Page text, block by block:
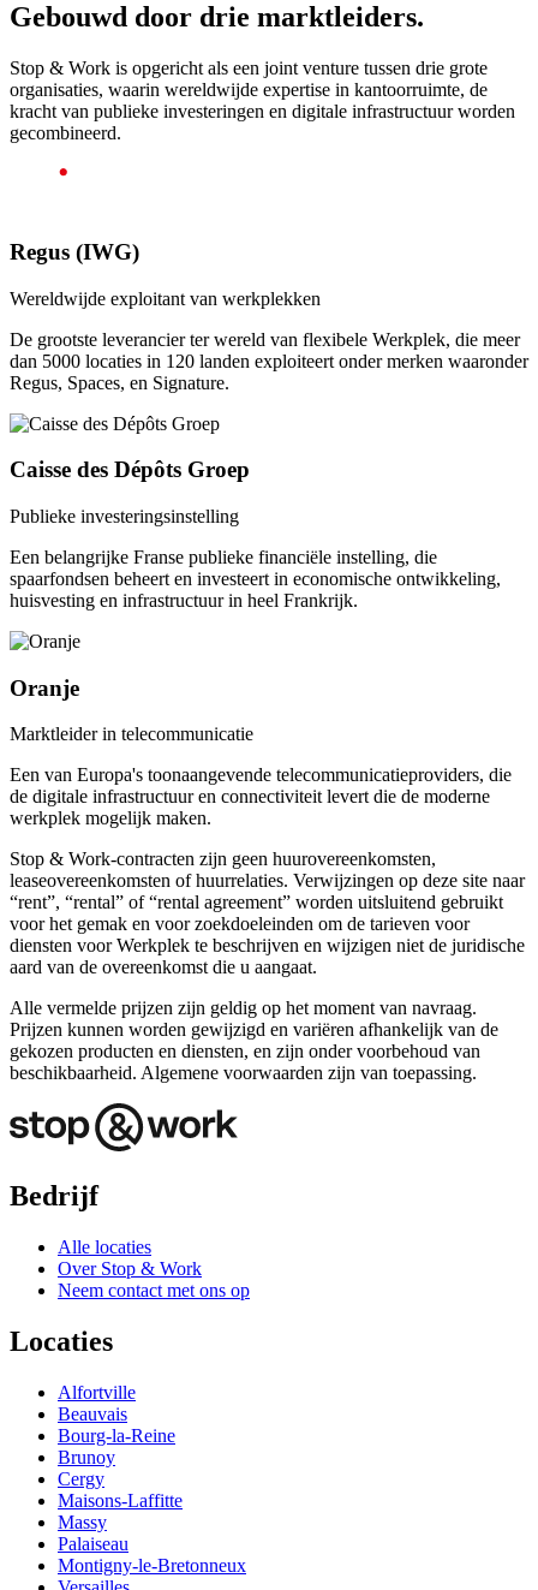
Gebouwd door drie marktleiders.
Stop & Work is opgericht als een joint venture tussen drie grote
organisaties, waarin wereldwijde expertise in kantoorruimte, de
kracht van publieke investeringen en digitale infrastructuur worden
gecombineerd.
Regus (IWG)
Wereldwijde exploitant van werkplekken
De grootste leverancier ter wereld van flexibele Werkplek, die meer
dan 5000 locaties in 120 landen exploiteert onder merken waaronder
Regus, Spaces, en Signature.
Caisse des Dépôts Groep
Publieke investeringsinstelling
Een belangrijke Franse publieke financiële instelling, die
spaarfondsen beheert en investeert in economische ontwikkeling,
huisvesting en infrastructuur in heel Frankrijk.
Oranje
Marktleider in telecommunicatie
Een van Europa's toonaangevende telecommunicatieproviders, die
de digitale infrastructuur en connectiviteit levert die de moderne
werkplek mogelijk maken.
Stop & Work-contracten zijn geen huurovereenkomsten,
leaseovereenkomsten of huurrelaties. Verwijzingen op deze site naar
“rent”, “rental” of “rental agreement” worden uitsluitend gebruikt
voor het gemak en voor zoekdoeleinden om de tarieven voor
diensten voor Werkplek te beschrijven en wijzigen niet de juridische
aard van de overeenkomst die u aangaat.
Alle vermelde prijzen zijn geldig op het moment van navraag.
Prijzen kunnen worden gewijzigd en variëren afhankelijk van de
gekozen producten en diensten, en zijn onder voorbehoud van
beschikbaarheid. Algemene voorwaarden zijn van toepassing.
Bedrijf
Alle locaties
Over Stop & Work
Neem contact met ons op
Locaties
Alfortville
Beauvais
Bourg-la-Reine
Brunoy
Cergy
Maisons-Laffitte
Massy
Palaiseau
Montigny-le-Bretonneux